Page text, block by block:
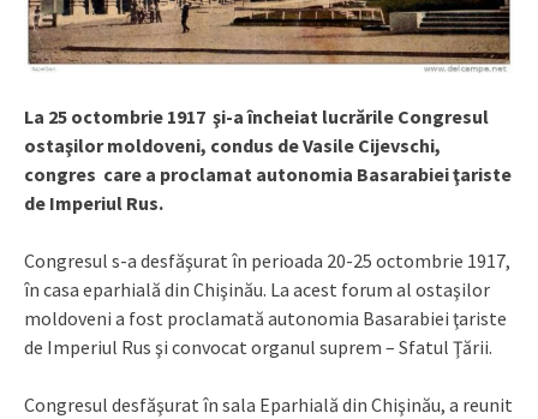
La 25 octombrie 1917 şi-a încheiat lucrările Congresul
ostaşilor moldoveni, condus de Vasile Cijevschi,
congres care a proclamat autonomia Basarabiei ţariste
de Imperiul Rus.
Congresul s-a desfăşurat în perioada 20-25 octombrie 1917,
în casa eparhială din Chişinău. La acest forum al ostaşilor
moldoveni a fost proclamată autonomia Basarabiei ţariste
de Imperiul Rus şi convocat organul suprem – Sfatul Ţării.
Congresul desfăşurat în sala Eparhială din Chişinău, a reunit